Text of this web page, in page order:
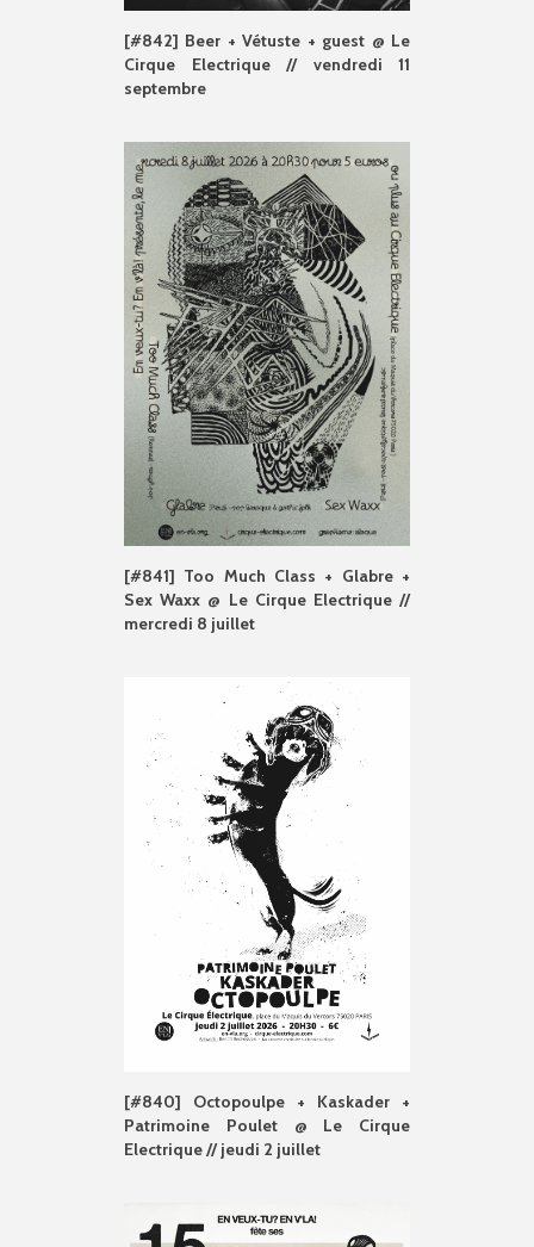
[#842] Beer + Vétuste + guest @ Le
Cirque Electrique // vendredi 11
septembre
[#841] Too Much Class + Glabre +
Sex Waxx @ Le Cirque Electrique //
mercredi 8 juillet
[#840] Octopoulpe + Kaskader +
Patrimoine Poulet @ Le Cirque
Electrique // jeudi 2 juillet